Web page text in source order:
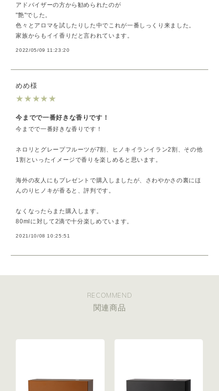
アドバイザーの方から勧められたのが
"艶"でした。
色々とアロマを試したりした中でこれが一番しっくり来ました。
家族からもイイ香りだと言われています。
2022/05/09 11:23:20
めめ様
★★★★★
今までで一番好きな香りです！
今までで一番好きな香りです！
ネロリとグレープフルーツが7割、ヒノキイランイラン2割、その他
1割といったイメージで香りを楽しめると思います。
海外の友人にもプレゼントで購入しましたが、さわやかさの裏にほ
んのりヒノキが香ると、評判です。
なくなったらまた購入します。
80mlに対して2滴で十分楽しめています。
2021/10/08 10:25:51
RECOMMEND
関連商品